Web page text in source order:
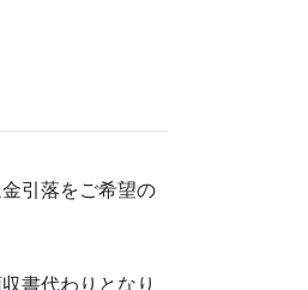
引落をご希望の
書代わりとなり